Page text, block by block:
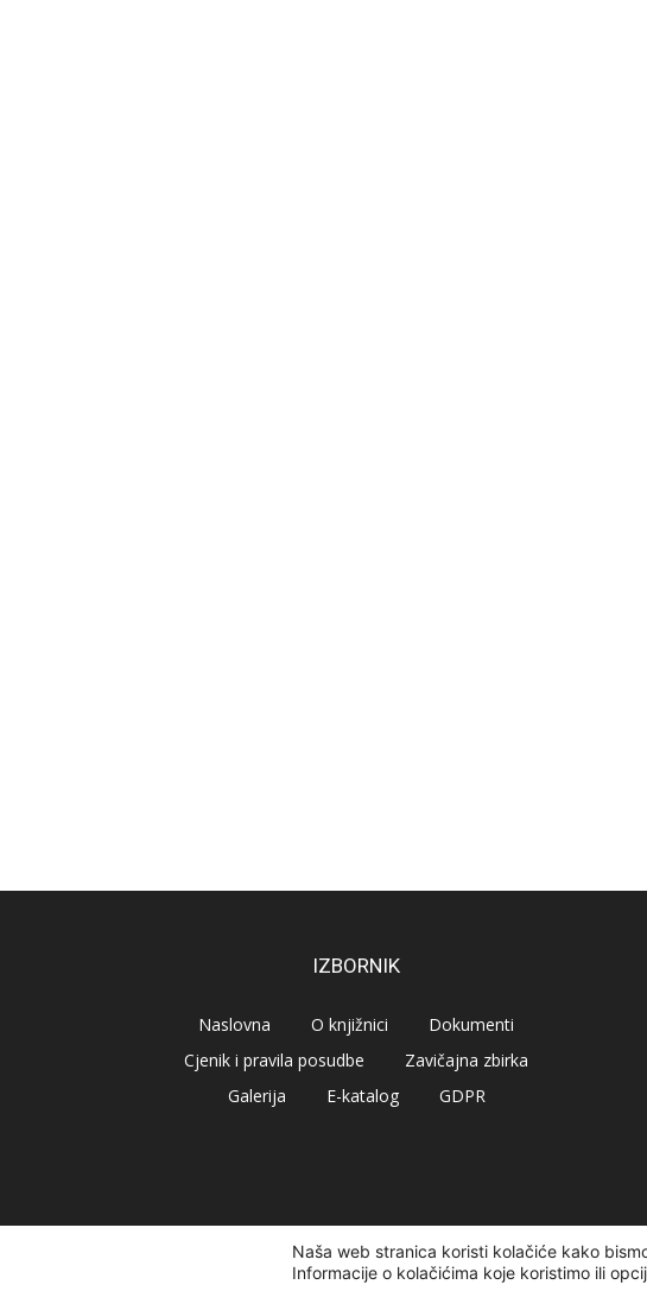
IZBORNIK
Naslovna O knjižnici
Dokumenti
Cjenik i pravila posudbe
Zavičajna zbirka
Galerija
E-katalog GDPR
© Narodna knjižnica Vrbovec 2020 | Sva prava pridržana | Designed
Naša web stranica koristi kolačiće kako
Informacije o kolačićima koje koristimo ili